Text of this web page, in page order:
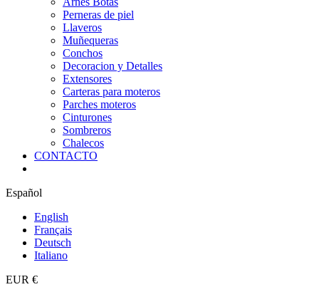
Perneras de piel
Llaveros
Muñequeras
Conchos
Decoracion y Detalles
Extensores
Carteras para moteros
Parches moteros
Cinturones
Sombreros
Chalecos
CONTACTO
Español
English
Français
Deutsch
Italiano
EUR €